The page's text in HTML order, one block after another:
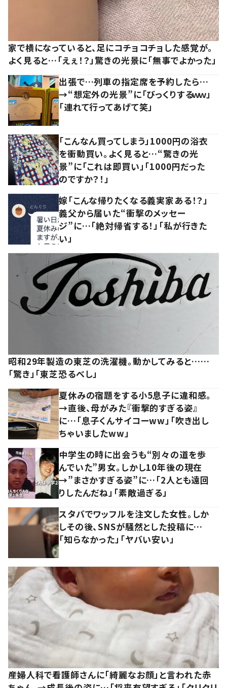
家で横になっていると、足にコチョコチョした感覚が。
よく見ると…「えぇ！？」驚きの光景に「無事でよかった」
出張で…列車の指定席を予約したら…
→“想定外の光景”に「びっくりするｗｗ」
「連れて行ってあげて笑」
「こんなん買ってしまう」1000円の浴衣
を衝動買い。よく見ると…“驚きの光
景”に「これは即買い」「1000円だった
のですか？！」
嫁「こんな帰りたくなる義実家ある！？」
義父から届いた“衝撃のメッセー
ジ”に…「絶対帰省する！」「私が行きた
い」
昭和29年製造の東芝の洗濯機。動かしてみると……
「驚き」「東芝恐るべし」
夏休みの宿題をする小5息子に違和感。
→直後、母がみた『衝撃的すぎる姿』
に…「息子くんサイコーww」「吹き出し
ちゃいましたww」
中学生の時に出会うも“別々の道を歩
んでいた”男女。しかし10年後の現在
→”まさかすぎる姿”に…「2人とも遠回
りしたんだね」「素敵過ぎる」
スタバでワッフルを注文した女性。しか
しその後、SNSが騒然とした投稿に…
「知らなかった」「ヤバい安い」
産婦人科で看護師さんに「綺麗なお顔」と言われた赤